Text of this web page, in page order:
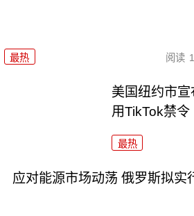
最热 阅读
美国纽约市
用TikTok禁令
最热
应对能源市场动荡 俄罗斯拟实